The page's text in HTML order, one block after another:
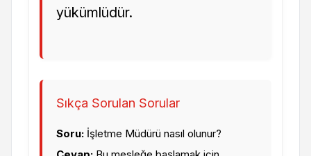
yükümlüdür.
Sıkça Sorulan Sorular
Soru: İşletme Müdürü nasıl olunur?